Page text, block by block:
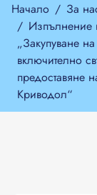
Начало За
Изпълнение
„Закупуване
включително
предоставяне
Криводол“